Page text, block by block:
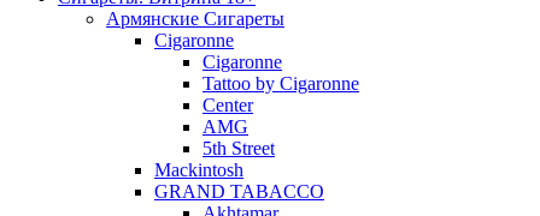
Армянские Сигареты
Cigaronne
Cigaronne
Tattoo by Cigaronne
Center
AMG
5th Street
Mackintosh
GRAND TABACCO